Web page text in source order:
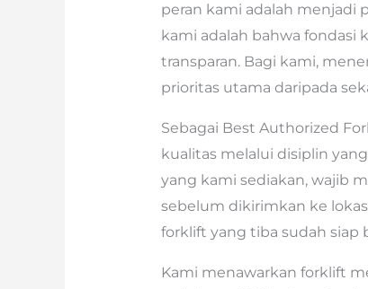
peran kami adalah menjadi
kami adalah bahwa fondasi
transparan. Bagi kami,
prioritas utama daripada
Sebagai Best Authorized
kualitas melalui disiplin
yang kami sediakan, wajib
sebelum dikirimkan ke
forklift yang tiba sudah siap
Kami menawarkan forklift